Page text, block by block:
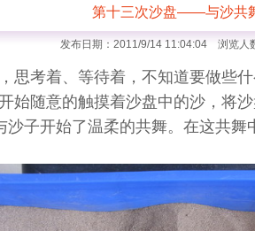
第十三次沙盘——与沙共
发布日期：2011/9/14 11:04:04 浏览人
考着、等待着，不知道要做些
始随意的触摸着沙盘中的沙，将
沙子开始了温柔的共舞。在这共舞